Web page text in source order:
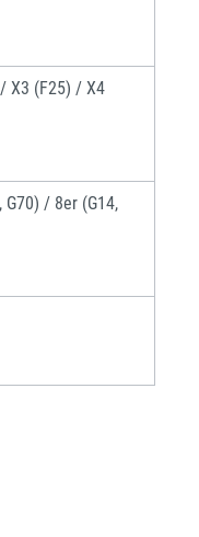
X3 (F25) / X4
G70) / 8er (G14,